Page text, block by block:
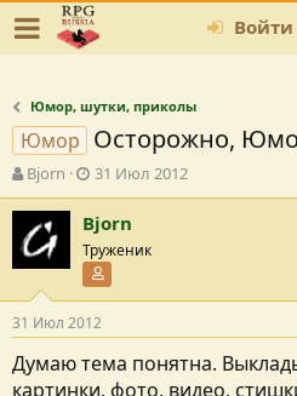
Войти
Юмор, шутки, приколы
Юмор Осторожно,
А
в
т
о
р
е
м
Bjorn
Д
а
т
а
с
о
з
д
н
и
31 Июл 2012
Bjorn
Труженик
31 Июл 2012
Думаю тема понятна.
картинки, фото, видео,